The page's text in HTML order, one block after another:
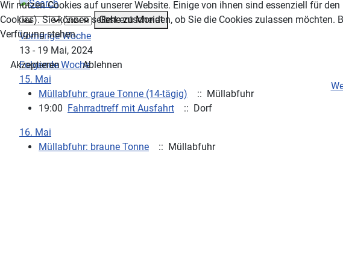
Gehe zu Monat
Vorherige Woche
13 - 19 Mai, 2024
Folgende Woche
15. Mai
Müllabfuhr: graue Tonne (14-tägig)
:: Müllabfuhr
19:00 Fahrradtreff mit Ausfahrt :: Dorf
16. Mai
Müllabfuhr: braune Tonne
:: Müllabfuhr
Wir nutzen Cookies auf unserer Website. Einige von ihnen sind essenziell für
Cookies). Sie können selbst entscheiden, ob Sie die Cookies zulassen
Verfügung stehen.
Akzeptieren
Ablehnen